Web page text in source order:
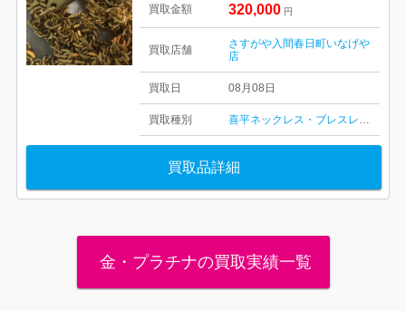
買取金額 320,000 円
買取店舗
さすがや入間春日町いなげや
店
買取日 08月08日
買取種別 喜平ネックレス・ブレスレット
買取品詳細
金・プラチナの買取実績一覧